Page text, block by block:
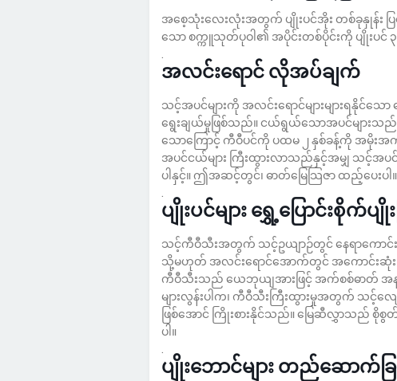
အစေ့သုံးလေးလုံးအတွက် ပျိုးပင်အိုး တစ်ခုနှုန်း
သော စက္ကူသုတ်ပုဝါ၏ အပိုင်းတစ်ပိုင်းကို ပျိုးပင်
.
အလင်းရောင် လိုအပ်ချက်
သင့်အပင်များကို အလင်းရောင်များများရနိုင်သ
ရွေးချယ်မှုဖြစ်သည်။ ငယ်ရွယ်သောအပင်များ
သောကြောင့် ကီဝီပင်ကို ပထမ ၂ နှစ်ခန့်ကို အမို
အပင်ငယ်များ ကြီးထွားလာသည်နှင့်အမျှ သင့်အပင်
ပါနှင့်။ ဤအဆင့်တွင်၊ ဓာတ်မြေသြဇာ ထည့်ပေးပါ။
.
ပျိုးပင်များ ရွှေ့ပြောင်းစိုက်ပျိုး
သင့်ကီဝီသီးအတွက် သင့်ဥယျာဉ်တွင် နေရာကောင်း
သို့မဟုတ် အလင်းရောင်အောက်တွင် အကောင်းဆုံ
ကီဝီသီးသည် ယေဘုယျအားဖြင့် အက်စစ်ဓာ
များလွန်းပါက၊ ကီဝီသီးကြီးထွားမှုအတွက် သင့်လျေ
ဖြစ်အောင် ကြိုးစားနိုင်သည်။ မြေဆီလွှာသည် စို
ပါ။
.
ပျိုးဘောင်များ တည်ဆောက်ခြ